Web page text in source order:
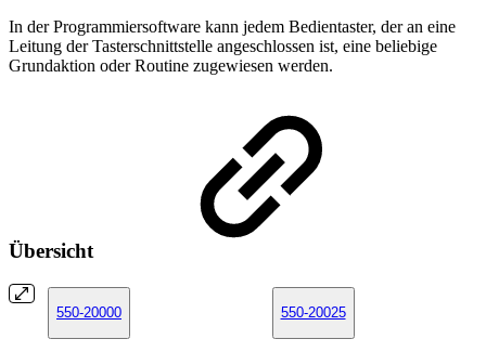
In der Programmiersoftware kann jedem Bedientaster, der an eine
Leitung der Tasterschnittstelle angeschlossen ist, eine beliebige
Grundaktion oder Routine zugewiesen werden.
Übersicht
550-20000 550-20025